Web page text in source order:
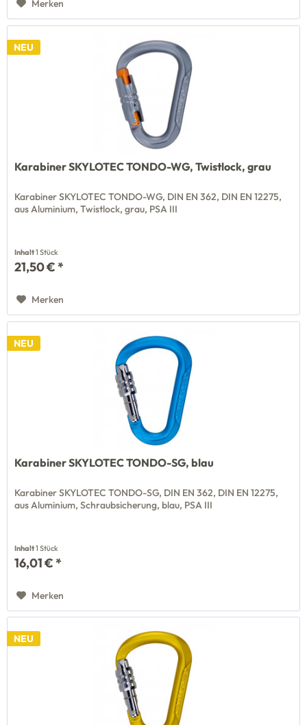
Merken
NEU
Karabiner SKYLOTEC TONDO-WG, Twistlock, grau
Karabiner SKYLOTEC TONDO-WG, DIN EN 362, DIN EN 12275,
aus Aluminium, Twistlock, grau, PSA III
Inhalt1 Stück
21,50 € *
Merken
NEU
Karabiner SKYLOTEC TONDO-SG, blau
Karabiner SKYLOTEC TONDO-SG, DIN EN 362, DIN EN 12275,
aus Aluminium, Schraubsicherung, blau, PSA III
Inhalt1 Stück
16,01 € *
Merken
NEU